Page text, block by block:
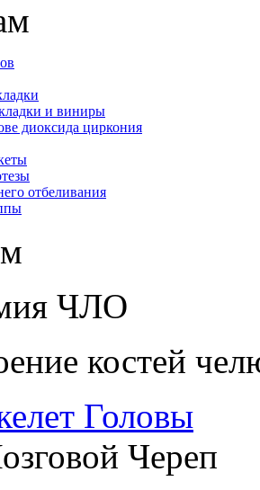
и виниры
диоксида циркония
отбеливания
ЧЛО
костей
Головы
Череп